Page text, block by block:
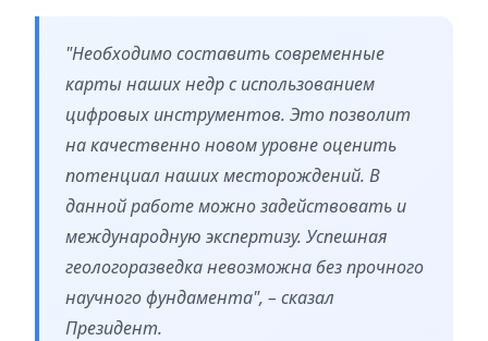
"Необходимо составить современные
карты наших недр с использованием
цифровых инструментов. Это позволит
на качественно новом уровне оценить
потенциал наших месторождений. В
данной работе можно задействовать и
международную экспертизу. Успешная
геологоразведка невозможна без прочного
научного фундамента", – сказал
Президент.